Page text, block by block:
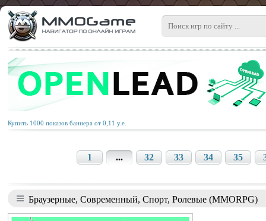
Купить 1000 показов баннера от 0,11 у.е.
1 ... 32 33 34 35
Браузерные, Современный, Спорт, Ролевые (MMORPG)